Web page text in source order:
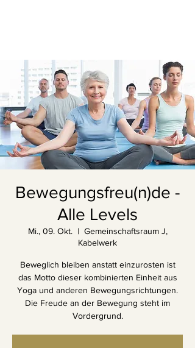
Bewegungsfreu(n)de -
Alle Levels
Mi., 09. Okt.
  |
Gemeinschaftsraum J,
Kabelwerk
Beweglich bleiben anstatt einzurosten ist
das Motto dieser kombinierten Einheit aus
Yoga und anderen Bewegungsrichtungen.
Die Freude an der Bewegung steht im
Vordergrund.